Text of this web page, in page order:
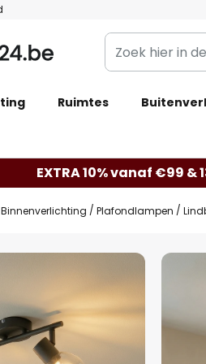
Zoek
hier
de
Ruimtes
EXTRA 10% vanaf €99 &
Binnenverlichting Plafondlampen